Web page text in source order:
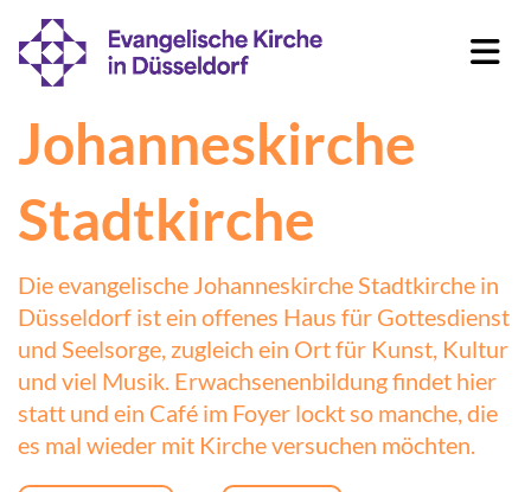
Johanneskirche
Stadtkirche
Die evangelische Johanneskirche Stadtkirche in
Düsseldorf ist ein offenes Haus für Gottesdienst
und Seelsorge, zugleich ein Ort für Kunst, Kultur
und viel Musik. Erwachsenenbildung findet hier
statt und ein Café im Foyer lockt so manche, die
es mal wieder mit Kirche versuchen möchten.